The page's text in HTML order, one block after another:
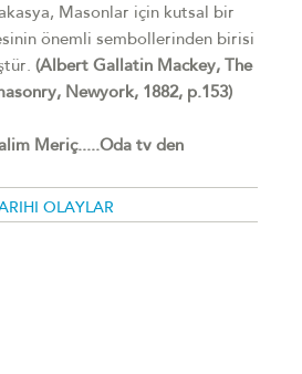
Masonlar için kutsal bir
önemli sembollerinden birisi
(Albert Gallatin Mackey, The
Newyork, 1882, p.153)
Meriç.....Oda tv den
OLAYLAR